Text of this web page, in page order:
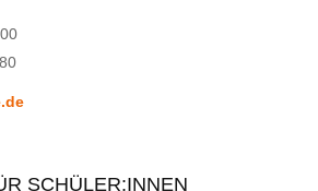
SCHÜLER:INNEN